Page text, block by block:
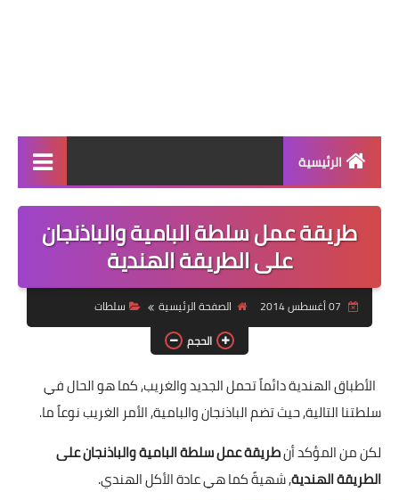
الرئيسية
الرئيسية
أطباق ووجبات
أطباق رئيسية
أطباق جانبية
شوربات
سلطات
ساندويشات
طريقة عمل سلطة البامية والباذنجان
على الطريقة الهندية
الصفحة الرئيسية
سلطات
الحجم
الأطباق الهندية دائماً تحمل الجديد والغريب, كما هو الحال في
سلطتنا التالية, حيث تضم الباذنجان والبامية, الأمر الغريب نوعاً ما.
لكن من المؤكد أنطريقة عمل سلطة البامية والباذنجان على
الطريقة الهندية, شهيةً كما هي عادة الأكل الهندي.